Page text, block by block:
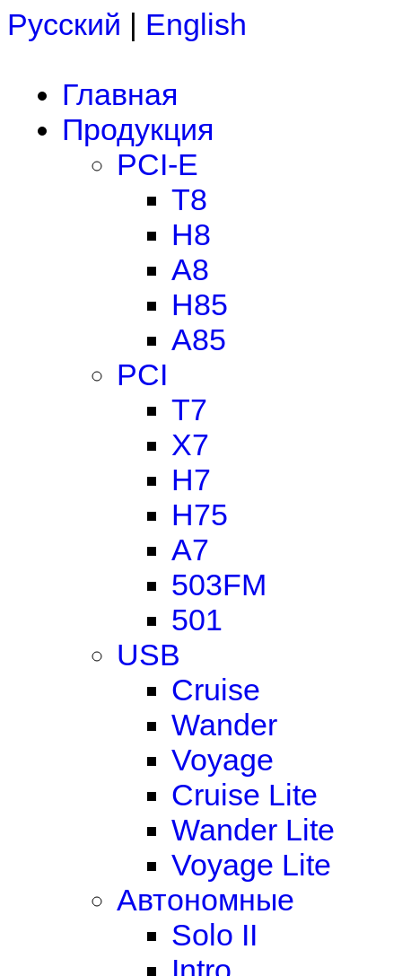
Русский | English
Главная
Продукция
PCI-E
T8
H8
A8
H85
A85
PCI
T7
X7
H7
H75
A7
503FM
501
USB
Cruise
Wander
Voyage
Cruise Lite
Wander Lite
Voyage Lite
Автономные
Solo II